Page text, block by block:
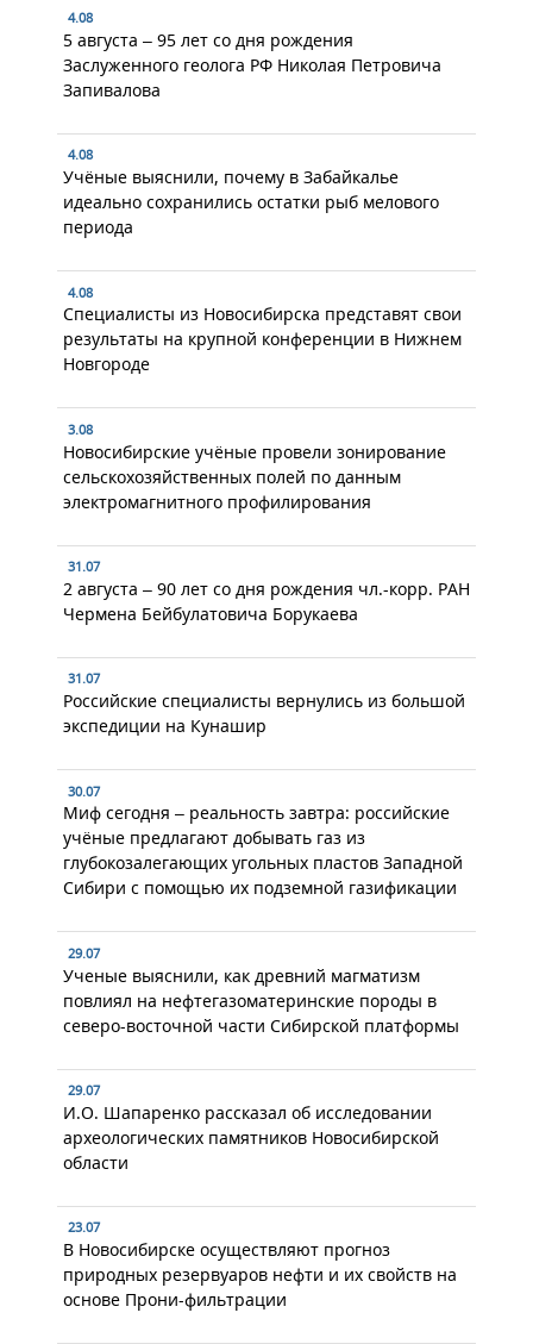
4.08
5 августа – 95 лет со дня рождения
Заслуженного геолога РФ Николая Петровича
Запивалова
4.08
Учёные выяснили, почему в Забайкалье
идеально сохранились остатки рыб мелового
периода
4.08
Специалисты из Новосибирска представят свои
результаты на крупной конференции в Нижнем
Новгороде
3.08
Новосибирские учёные провели зонирование
сельскохозяйственных полей по данным
электромагнитного профилирования
31.07
2 августа – 90 лет со дня рождения чл.-корр. РАН
Чермена Бейбулатовича Борукаева
31.07
Российские специалисты вернулись из большой
экспедиции на Кунашир
30.07
Миф сегодня – реальность завтра: российские
учёные предлагают добывать газ из
глубокозалегающих угольных пластов Западной
Сибири с помощью их подземной газификации
29.07
Ученые выяснили, как древний магматизм
повлиял на нефтегазоматеринские породы в
северо-восточной части Сибирской платформы
29.07
И.О. Шапаренко рассказал об исследовании
археологических памятников Новосибирской
области
23.07
В Новосибирске осуществляют прогноз
природных резервуаров нефти и их свойств на
основе Прони-фильтрации